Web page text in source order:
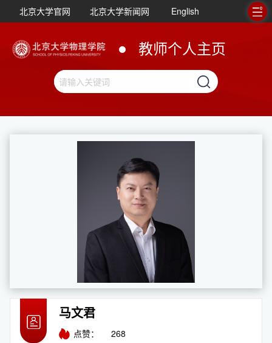
北京大学官网 北京大学新闻网 English
教师个人主页
马文君
点赞： 268